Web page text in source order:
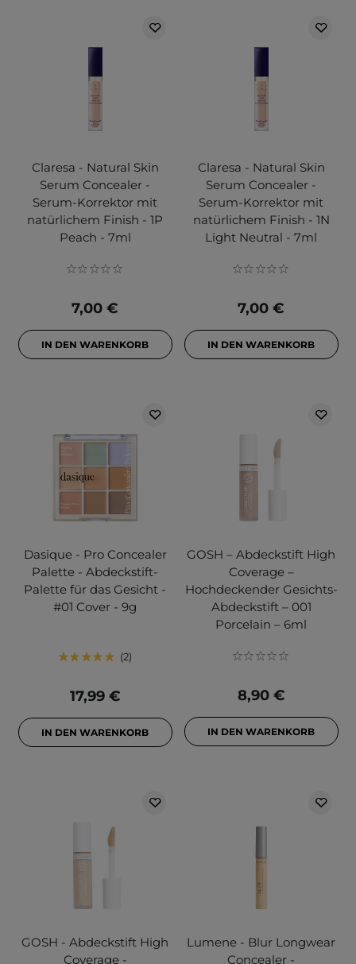
Claresa - Natural Skin
Serum Concealer -
Serum-Korrektor mit
natürlichem Finish - 1P
Peach - 7ml
7,00 €
IN DEN WARENKORB
Claresa - Natural Skin
Serum Concealer -
Serum-Korrektor mit
natürlichem Finish - 1N
Light Neutral - 7ml
7,00 €
IN DEN WARENKORB
Dasique - Pro Concealer
Palette - Abdeckstift-
Palette für das Gesicht -
#01 Cover - 9g
2
17,99 €
IN DEN WARENKORB
GOSH – Abdeckstift High
Coverage –
Hochdeckender Gesichts-
Abdeckstift – 001
Porcelain – 6ml
8,90 €
IN DEN WARENKORB
GOSH - Abdeckstift High
Coverage -
Lumene - Blur Longwear
Concealer -